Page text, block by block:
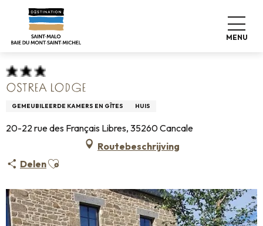
contenu
MENU
Home Pro & Pers
Info over accommodatie +
Gemeubileerde accommodatie
OSTREA LODGE
GEMEUBILEERDE KAMERS EN GÎTES HUIS
20-22 rue des Français Libres, 35260 Cancale
Routebeschrijving
DelenAjouter aux favoris